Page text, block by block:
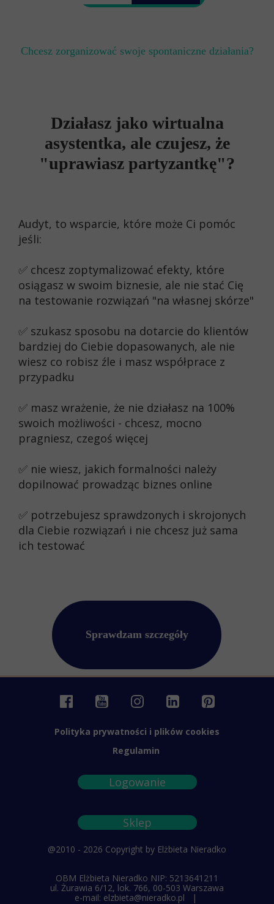
Chcesz zorganizować swoje spontaniczne działania?
Sprawdzam szczegóły
Audyt, to wsparcie, które może Ci pomóc
jeśli:
✅ chcesz zoptymalizować efekty, które
osiągasz w swoim biznesie, ale nie stać Cię
na testowanie rozwiązań "na własnej skórze"
✅ szukasz sposobu na dotarcie do klientów
bardziej do Ciebie dopasowanych, ale nie
wiesz co robisz źle i masz współprace z
przypadku
✅ masz wrażenie, że nie działasz na 100%
swoich możliwości - chcesz, mocno
pragniesz, czegoś więcej
✅ nie wiesz, jakich formalności należy
dopilnować prowadząc biznes online
✅ potrzebujesz sprawdzonych i skrojonych
dla Ciebie rozwiązań i nie chcesz już sama
ich testować
Działasz jako wirtualna
asystentka, ale czujesz, że
"uprawiasz partyzantkę"?
Logowanie
Sklep
OBM Elżbieta Nieradko NIP: 5213641211
ul. Żurawia 6/12, lok. 766, 00-503 Warszawa
e-mail: elzbieta@nieradko.pl |
@2010 - 2026 Copyright by Elżbieta Nieradko
Regulamin
Polityka prywatności i plików cookies